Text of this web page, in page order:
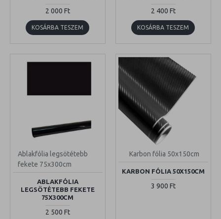
2 000 Ft
KOSÁRBA TESZEM
2 400 Ft
KOSÁRBA TESZEM
Ablakfólia legsötétebb
fekete 75x300cm
ABLAKFÓLIA
LEGSÖTÉTEBB FEKETE
75X300CM
2 500 Ft
Karbon fólia 50x150cm
KARBON FÓLIA 50X150CM
3 900 Ft